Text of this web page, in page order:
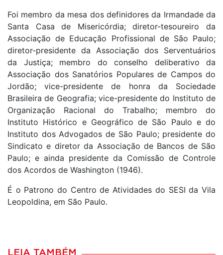
Foi membro da mesa dos definidores da Irmandade da
Santa Casa de Misericórdia; diretor-tesoureiro da
Associação de Educação Profissional de São Paulo;
diretor-presidente da Associação dos Serventuários
da Justiça; membro do conselho deliberativo da
Associação dos Sanatórios Populares de Campos do
Jordão; vice-presidente de honra da Sociedade
Brasileira de Geografia; vice-presidente do Instituto de
Organização Racional do Trabalho; membro do
Instituto Histórico e Geográfico de São Paulo e do
Instituto dos Advogados de São Paulo; presidente do
Sindicato e diretor da Associação de Bancos de São
Paulo; e ainda presidente da Comissão de Controle
dos Acordos de Washington (1946).
É o Patrono do Centro de Atividades do SESI da Vila
Leopoldina, em São Paulo.
LEIA TAMBÉM